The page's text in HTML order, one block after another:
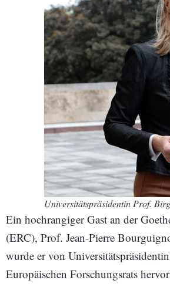
Universitätspräsidentin Prof.
Ein hochrangiger Gast an der
(ERC), Prof. Jean-Pierre
wurde er von
Europäischen Forschungsrats